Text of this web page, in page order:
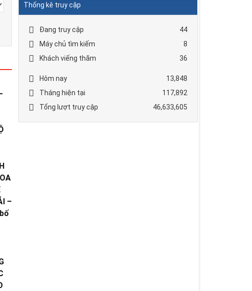
–
Thống kê truy cập
Đang truy cập
44
Máy chủ tìm kiếm
8
Khách viếng thăm
36
Hôm nay
13,848
Tháng hiện tại
117,892
Tổng lượt truy cập
46,633,605